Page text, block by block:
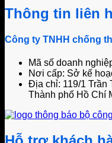
Thông tin liên
Công ty TNHH chống
Mã số doanh
Nơi cấp: Sở kế
Địa chỉ: 119/1
Thành phố Hồ Chí